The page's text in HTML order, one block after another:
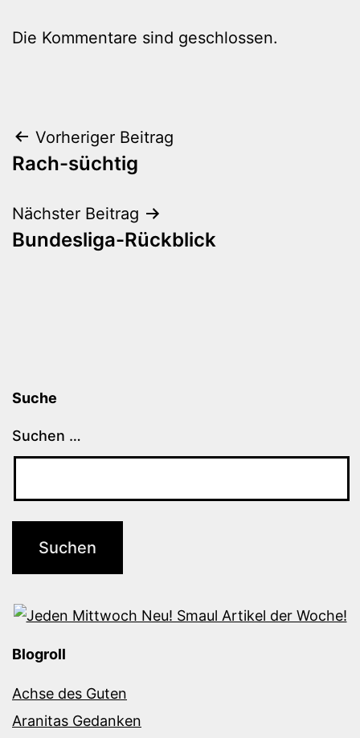
Die Kommentare sind geschlossen.
Beitragsnavigation
Vorheriger Beitrag
Rach-süchtig
Nächster Beitrag
Bundesliga-Rückblick
Suche
Suchen …
Blogroll
Achse des Guten
Aranitas Gedanken